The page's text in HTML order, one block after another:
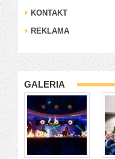
KONTAKT
REKLAMA
GALERIA